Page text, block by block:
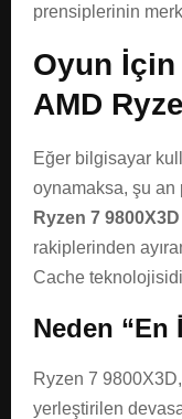
prensiplerinin
Oyun İçin
AMD
Eğer bilgisayar
oynamaksa, şu
Ryzen 7 9800X3D
rakiplerinden
Cache
Neden “En
Ryzen 7
yerleştirilen